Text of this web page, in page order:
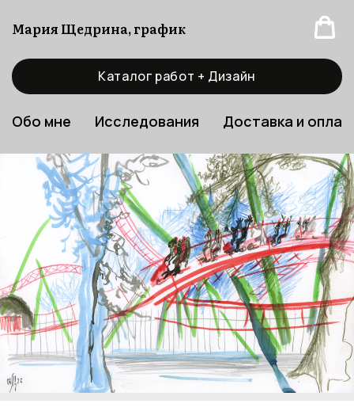
Мария Щедрина, график
Каталог работ + Дизайн
Обо мне Исследования Доставка и